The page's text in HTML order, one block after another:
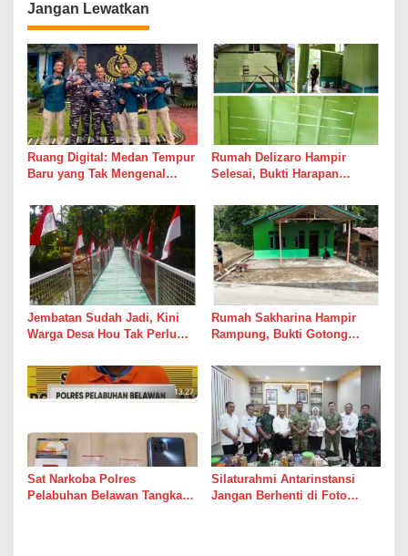
a
s
i
p
o
s
Jangan Lewatkan
Ruang Digital: Medan Tempur
Baru yang Tak Mengenal
Rumah Delizaro Hampir
Selesai, Bukti Harapan
Suara Palu dan Semen
Jembatan Sudah Jadi, Kini
Warga Desa Hou Tak Perlu
Sungai
Rumah Sakharina Hampir
Rampung, Bukti Gotong
dari Janji Banyak Orang
Sat Narkoba Polres
Pelabuhan Belawan Tangkap
Silaturahmi Antarinstansi
Jangan Berhenti di Foto